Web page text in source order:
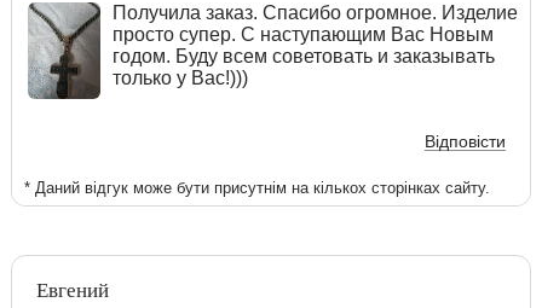
Получила заказ. Спасибо огромное. Изделие
просто супер. С наступающим Вас Новым
годом. Буду всем советовать и заказывать
только у Вас!)))
Відповісти
* Даний відгук може бути присутнім на кількох сторінках сайту.
Евгений